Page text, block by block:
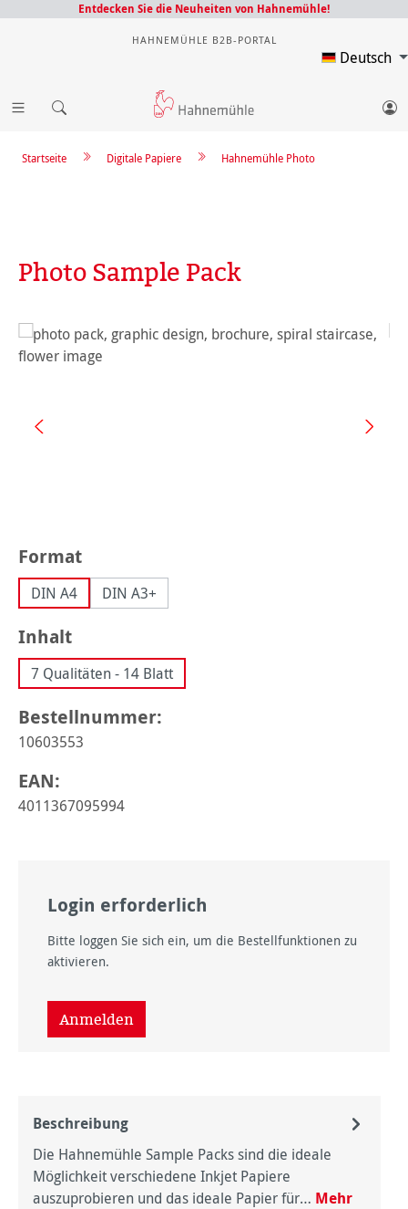
Entdecken Sie die Neuheiten von Hahnemühle!
HAHNEMÜHLE B2B-PORTAL
Deutsch
Hahnemühle Photo
Digitale Papiere
Startseite
Photo Sample Pack
Bildergalerie überspringen
Formatauswählen
DIN A4 DIN A3+
Inhaltauswählen
7 Qualitäten - 14 Blatt
Bestellnummer:
10603553
EAN:
4011367095994
Login erforderlich
Bitte loggen Sie sich ein, um die Bestellfunktionen zu
aktivieren.
Anmelden
Beschreibung
Die Hahnemühle Sample Packs sind die ideale
Möglichkeit verschiedene Inkjet Papiere
auszuprobieren und das ideale Papier für… Mehr